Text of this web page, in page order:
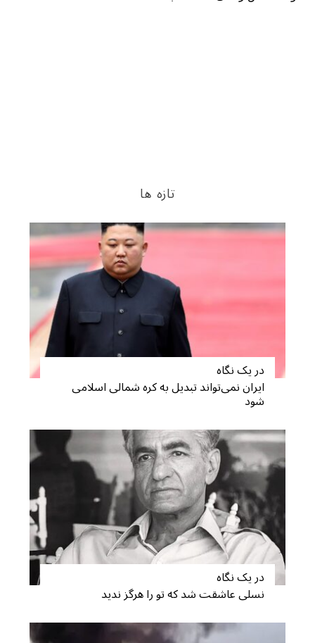
تازه ها
در یک نگاه
ایران نمی‌تواند تبدیل به کره شمالی اسلامی
شود
در یک نگاه
نسلی عاشقت شد که تو را هرگز ندید